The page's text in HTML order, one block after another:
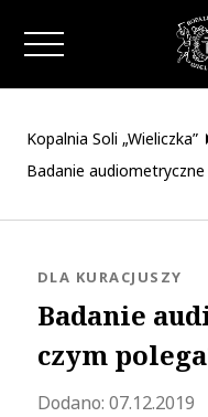
Kopalnia Soli „Wieliczka”
Badanie
Badanie
czym
KATEGORIA:
DLA KURACJUSZY
Dodano: 07.12.2019